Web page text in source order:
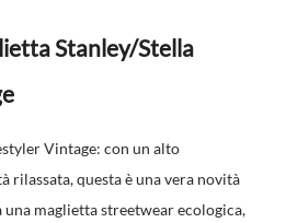
Stanley/Stella
Vintage: con un alto
rilassata, questa è una vera novità
maglietta streetwear ecologica,